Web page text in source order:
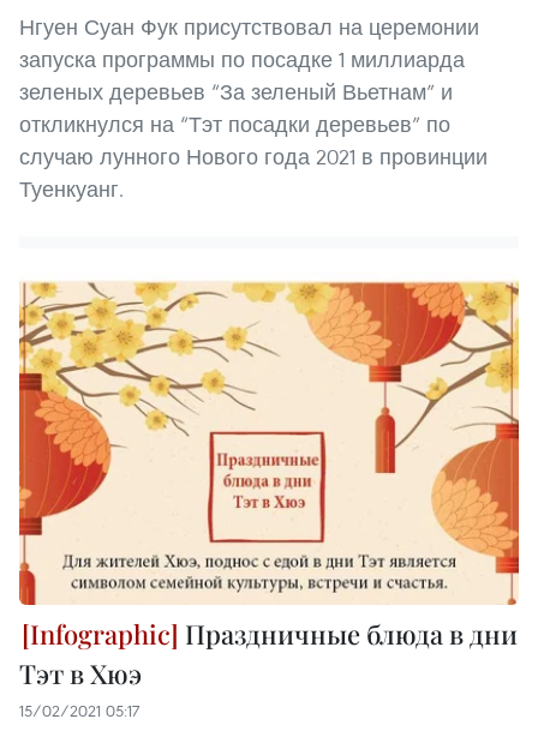
Нгуен Суан Фук присутствовал на церемонии
запуска программы по посадке 1 миллиарда
зеленых деревьев “За зеленый Вьетнам” и
откликнулся на “Тэт посадки деревьев” по
случаю лунного Нового года 2021 в провинции
Туенкуанг.
Праздничные блюда в дни
Тэт в Хюэ
15/02/2021 05:17